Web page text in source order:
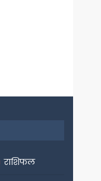
राशिफल